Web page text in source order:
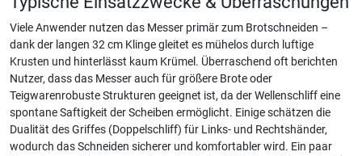
Viele Anwender nutzen das Messer primär zum Brotschneiden –
dank der langen 32 cm Klinge gleitet es mühelos durch luftige
Krusten und hinterlässt kaum Krümel. Überraschend oft berichten
Nutzer, dass das Messer auch für größere Brote oder
Teigwarenrobuste Strukturen geeignet ist, da der Wellenschliff eine
spontane Saftigkeit der Scheiben ermöglicht. Einige schätzen die
Dualität des Griffes (Doppelschliff) für Links- und Rechtshänder,
wodurch das Schneiden sicherer und komfortabler wird. Ein paar